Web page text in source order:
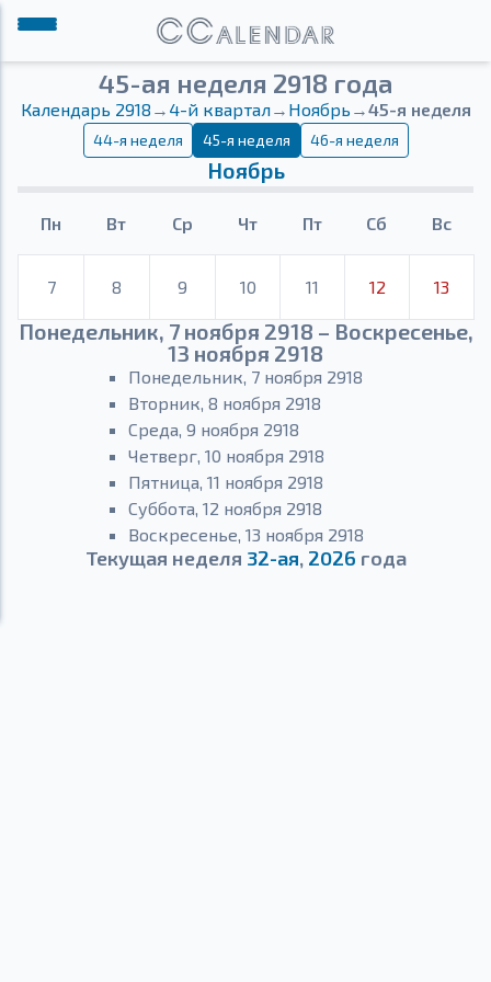
45-ая неделя 2918 года
Календарь 2918 → 4-й квартал→ Ноябрь →45-я неделя
44-я неделя 45-я неделя 46-я неделя
Ноябрь
Пн Вт Ср Чт Пт Сб Вс
7 8 9 10 11 12 13
Понедельник, 7 ноября 2918 – Воскресенье,
13 ноября 2918
Понедельник, 7 ноября 2918
Вторник, 8 ноября 2918
Среда, 9 ноября 2918
Четверг, 10 ноября 2918
Пятница, 11 ноября 2918
Суббота, 12 ноября 2918
Воскресенье, 13 ноября 2918
Текущая неделя 32-ая, 2026 года